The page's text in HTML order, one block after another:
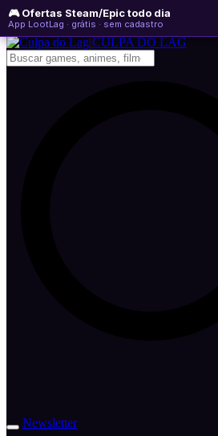
🎮 Ofertas Steam/Epic todo dia
App LootLag · grátis · sem cadastro
domingo, 09 de agosto de 2026 WhatsApp
Newsletter
CULPA DO LAG
Newsletter